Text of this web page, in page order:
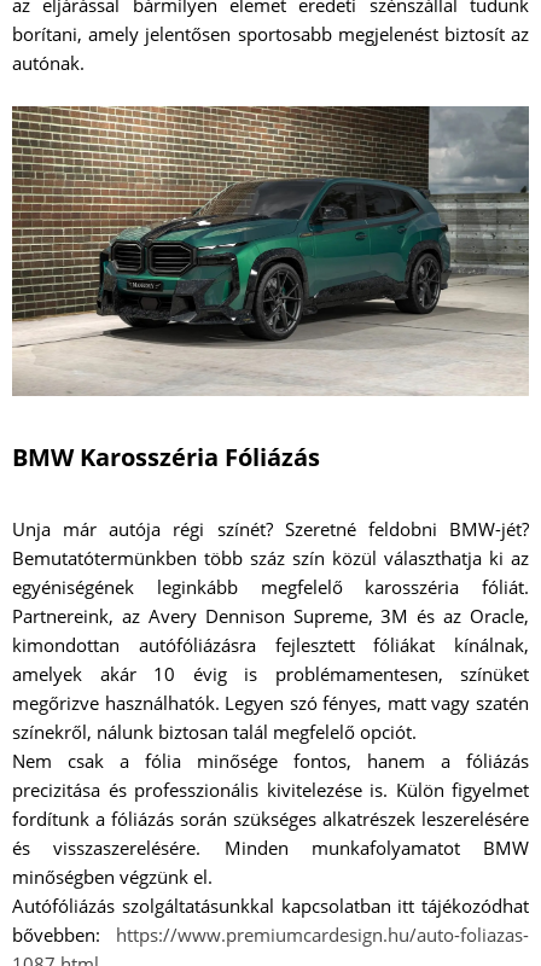
borítani, amely jelentősen sportosabb megjelenést biztosít az
autónak.
BMW Karosszéria Fóliázás
Unja már autója régi színét? Szeretné feldobni BMW-jét?
Bemutatótermünkben több száz szín közül választhatja ki az
egyéniségének leginkább megfelelő karosszéria fóliát.
Partnereink, az Avery Dennison Supreme, 3M és az Oracle,
kimondottan autófóliázásra fejlesztett fóliákat kínálnak,
amelyek akár 10 évig is problémamentesen, színüket
megőrizve használhatók. Legyen szó fényes, matt vagy szatén
színekről, nálunk biztosan talál megfelelő opciót.
Nem csak a fólia minősége fontos, hanem a fóliázás
precizitása és professzionális kivitelezése is. Külön figyelmet
fordítunk a fóliázás során szükséges alkatrészek leszerelésére
és visszaszerelésére. Minden munkafolyamatot BMW
minőségben végzünk el.
Autófóliázás szolgáltatásunkkal kapcsolatban itt tájékozódhat
bővebben: https://www.premiumcardesign.hu/auto-foliazas-